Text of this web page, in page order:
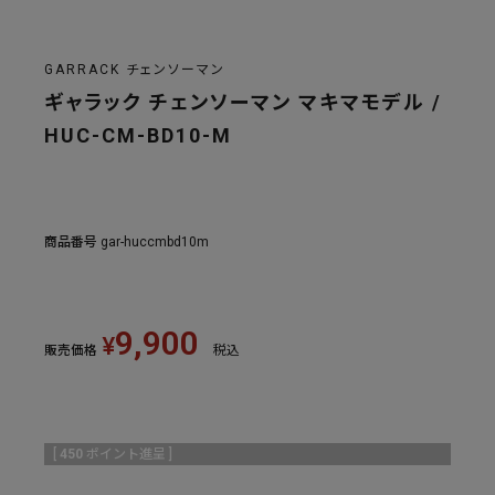
GARRACK チェンソーマン
ギャラック チェンソーマン マキマモデル /
HUC-CM-BD10-M
商品番号 gar-huccmbd10m
販売価格 ¥9,900 税込
450 ポイント進呈 ]